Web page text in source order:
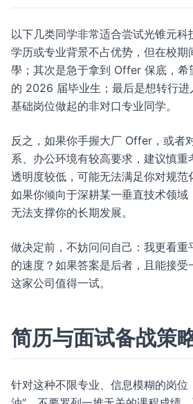
以下几类同学非常适合尝试光锥元科
学历或专业背景不占优势，但在校期
學；其次是急于拿到 Offer 保底，希
的 2026 届毕业生；最后是想转行进
基础岗位做起的非对口专业同学。
反之，如果你手握大厂 Offer，或者
系、办公环境有较高要求，建议慎重
透明度较低，可能无法满足你对规范
如果你倾向于深耕某一垂直技术领域
无法支撑你的长期发展。
做决定前，不妨问问自己：我更看重
的速度？如果答案是后者，且能接受
这家公司值得一试。
简历与面试备战策
针对这种不限专业、信息模糊的岗位